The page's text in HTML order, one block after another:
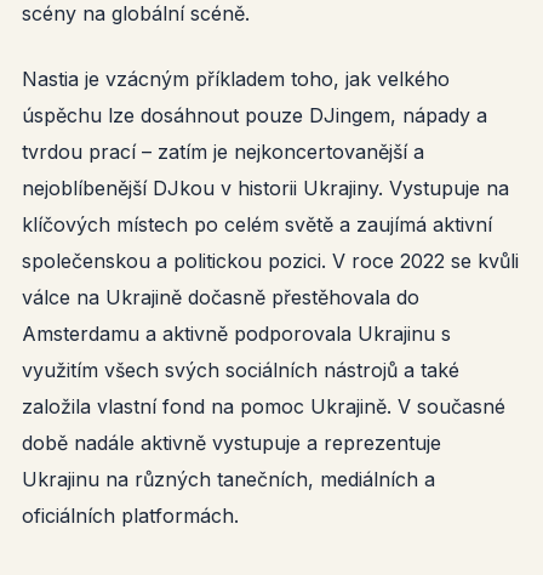
scény na globální scéně.
Nastia je vzácným příkladem toho, jak velkého
úspěchu lze dosáhnout pouze DJingem, nápady a
tvrdou prací – zatím je nejkoncertovanější a
nejoblíbenější DJkou v historii Ukrajiny. Vystupuje na
klíčových místech po celém světě a zaujímá aktivní
společenskou a politickou pozici. V roce 2022 se kvůli
válce na Ukrajině dočasně přestěhovala do
Amsterdamu a aktivně podporovala Ukrajinu s
využitím všech svých sociálních nástrojů a také
založila vlastní fond na pomoc Ukrajině. V současné
době nadále aktivně vystupuje a reprezentuje
Ukrajinu na různých tanečních, mediálních a
oficiálních platformách.